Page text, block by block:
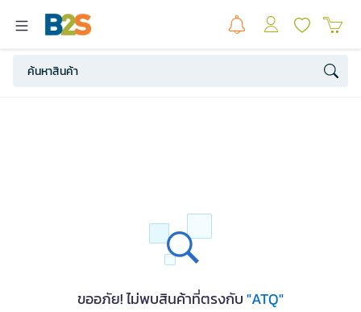
ขออภัย! ไม่พบสินค้าที่ตรงกับ"ATQ"